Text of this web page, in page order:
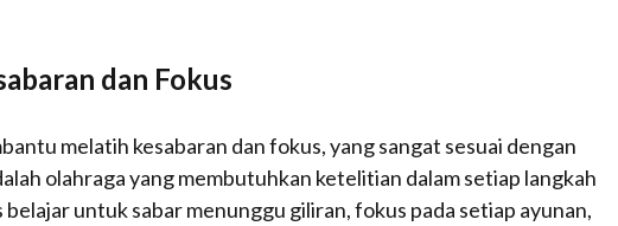
dan Fokus
melatih kesabaran dan fokus, yang sangat sesuai dengan
olahraga yang membutuhkan ketelitian dalam setiap langkah
untuk sabar menunggu giliran, fokus pada setiap ayunan,